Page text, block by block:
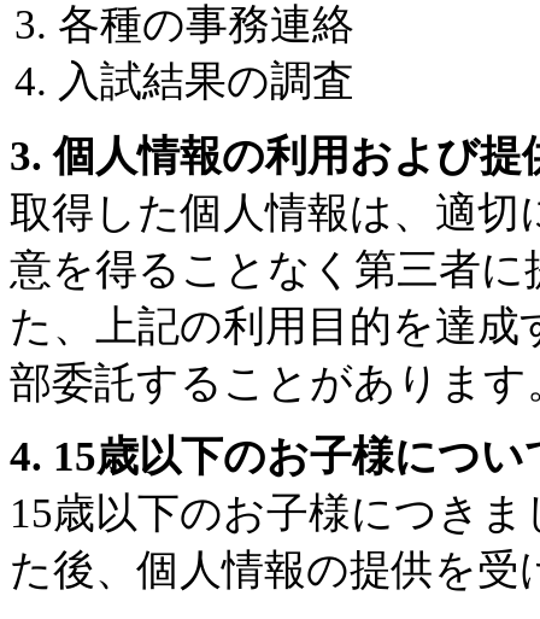
各種の事務連絡
入試結果の調査
3. 個人情報の利用および提
取得した個人情報は、適
意を得ることなく第三者
た、上記の利用目的を達
部委託することがあります
4. 15歳以下のお子様につい
15歳以下のお子様につき
た後、個人情報の提供を